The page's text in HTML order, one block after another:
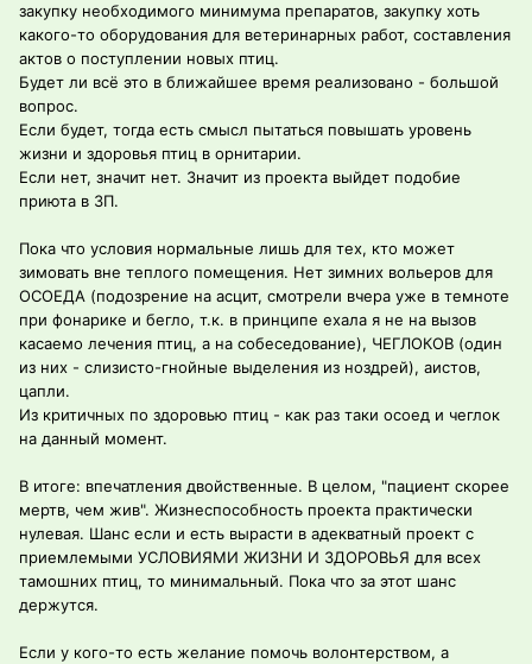
закупку необходимого минимума препаратов, закупку хоть
какого-то оборудования для ветеринарных работ, составления
актов о поступлении новых птиц.
Будет ли всё это в ближайшее время реализовано - большой
вопрос.
Если будет, тогда есть смысл пытаться повышать уровень
жизни и здоровья птиц в орнитарии.
Если нет, значит нет. Значит из проекта выйдет подобие
приюта в ЗП.
Пока что условия нормальные лишь для тех, кто может
зимовать вне теплого помещения. Нет зимних вольеров для
ОСОЕДА (подозрение на асцит, смотрели вчера уже в темноте
при фонарике и бегло, т.к. в принципе ехала я не на вызов
касаемо лечения птиц, а на собеседование), ЧЕГЛОКОВ (один
из них - слизисто-гнойные выделения из ноздрей), аистов,
цапли.
Из критичных по здоровью птиц - как раз таки осоед и чеглок
на данный момент.
В итоге: впечатления двойственные. В целом, "пациент скорее
мертв, чем жив". Жизнеспособность проекта практически
нулевая. Шанс если и есть вырасти в адекватный проект с
приемлемыми УСЛОВИЯМИ ЖИЗНИ И ЗДОРОВЬЯ для всех
тамошних птиц, то минимальный. Пока что за этот шанс
держутся.
Если у кого-то есть желание помочь волонтерством, а